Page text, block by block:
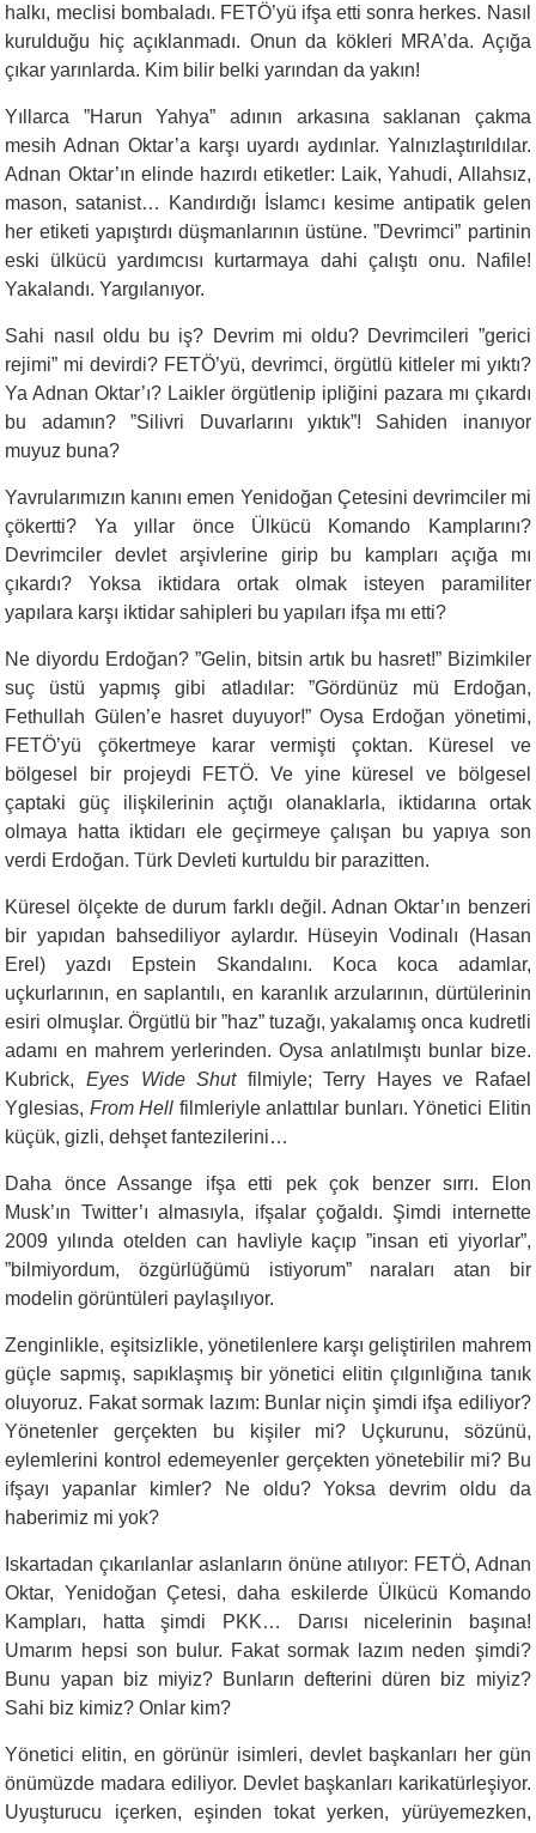
halkı, meclisi bombaladı. FETÖ’yü ifşa etti sonra herkes. Nasıl
kurulduğu hiç açıklanmadı. Onun da kökleri MRA’da. Açığa
çıkar yarınlarda. Kim bilir belki yarından da yakın!
Yıllarca ”Harun Yahya” adının arkasına saklanan çakma
mesih Adnan Oktar’a karşı uyardı aydınlar. Yalnızlaştırıldılar.
Adnan Oktar’ın elinde hazırdı etiketler: Laik, Yahudi, Allahsız,
mason, satanist… Kandırdığı İslamcı kesime antipatik gelen
her etiketi yapıştırdı düşmanlarının üstüne. ”Devrimci” partinin
eski ülkücü yardımcısı kurtarmaya dahi çalıştı onu. Nafile!
Yakalandı. Yargılanıyor.
Sahi nasıl oldu bu iş? Devrim mi oldu? Devrimcileri ”gerici
rejimi” mi devirdi? FETÖ’yü, devrimci, örgütlü kitleler mi yıktı?
Ya Adnan Oktar’ı? Laikler örgütlenip ipliğini pazara mı çıkardı
bu adamın? ”Silivri Duvarlarını yıktık”! Sahiden inanıyor
muyuz buna?
Yavrularımızın kanını emen Yenidoğan Çetesini devrimciler mi
çökertti? Ya yıllar önce Ülkücü Komando Kamplarını?
Devrimciler devlet arşivlerine girip bu kampları açığa mı
çıkardı? Yoksa iktidara ortak olmak isteyen paramiliter
yapılara karşı iktidar sahipleri bu yapıları ifşa mı etti?
Ne diyordu Erdoğan? ”Gelin, bitsin artık bu hasret!” Bizimkiler
suç üstü yapmış gibi atladılar: ”Gördünüz mü Erdoğan,
Fethullah Gülen’e hasret duyuyor!” Oysa Erdoğan yönetimi,
FETÖ’yü çökertmeye karar vermişti çoktan. Küresel ve
bölgesel bir projeydi FETÖ. Ve yine küresel ve bölgesel
çaptaki güç ilişkilerinin açtığı olanaklarla, iktidarına ortak
olmaya hatta iktidarı ele geçirmeye çalışan bu yapıya son
verdi Erdoğan. Türk Devleti kurtuldu bir parazitten.
Küresel ölçekte de durum farklı değil. Adnan Oktar’ın benzeri
bir yapıdan bahsediliyor aylardır. Hüseyin Vodinalı (Hasan
Erel) yazdı Epstein Skandalını. Koca koca adamlar,
uçkurlarının, en saplantılı, en karanlık arzularının, dürtülerinin
esiri olmuşlar. Örgütlü bir ”haz” tuzağı, yakalamış onca kudretli
adamı en mahrem yerlerinden. Oysa anlatılmıştı bunlar bize.
Kubrick, Eyes Wide Shutfilmiyle; Terry Hayes ve Rafael
Yglesias, From Hell filmleriyle anlattılar bunları. Yönetici Elitin
küçük, gizli, dehşet fantezilerini…
Daha önce Assange ifşa etti pek çok benzer sırrı. Elon
Musk’ın Twitter’ı almasıyla, ifşalar çoğaldı. Şimdi internette
2009 yılında otelden can havliyle kaçıp ”insan eti yiyorlar”,
”bilmiyordum, özgürlüğümü istiyorum” naraları atan bir
modelin görüntüleri paylaşılıyor.
Zenginlikle, eşitsizlikle, yönetilenlere karşı geliştirilen mahrem
güçle sapmış, sapıklaşmış bir yönetici elitin çılgınlığına tanık
oluyoruz. Fakat sormak lazım: Bunlar niçin şimdi ifşa ediliyor?
Yönetenler gerçekten bu kişiler mi? Uçkurunu, sözünü,
eylemlerini kontrol edemeyenler gerçekten yönetebilir mi? Bu
ifşayı yapanlar kimler? Ne oldu? Yoksa devrim oldu da
haberimiz mi yok?
Iskartadan çıkarılanlar aslanların önüne atılıyor: FETÖ, Adnan
Oktar, Yenidoğan Çetesi, daha eskilerde Ülkücü Komando
Kampları, hatta şimdi PKK… Darısı nicelerinin başına!
Umarım hepsi son bulur. Fakat sormak lazım neden şimdi?
Bunu yapan biz miyiz? Bunların defterini düren biz miyiz?
Sahi biz kimiz? Onlar kim?
Yönetici elitin, en görünür isimleri, devlet başkanları her gün
önümüzde madara ediliyor. Devlet başkanları karikatürleşiyor.
Uyuşturucu içerken, eşinden tokat yerken, yürüyemezken,